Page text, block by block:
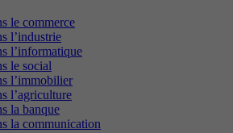
le commerce
l’industrie
l’informatique
le social
l’immobilier
l’agriculture
la banque
la communication